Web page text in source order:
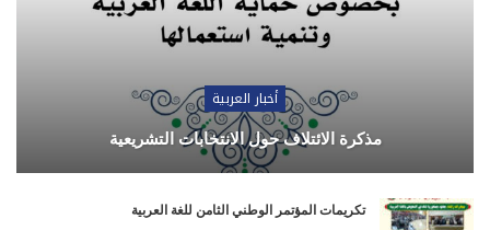
أخبار العربية
مذكرة الائتلاف حول الانتخابات التشريعية
تكريمات المؤتمر الوطني الثامن للغة العربية